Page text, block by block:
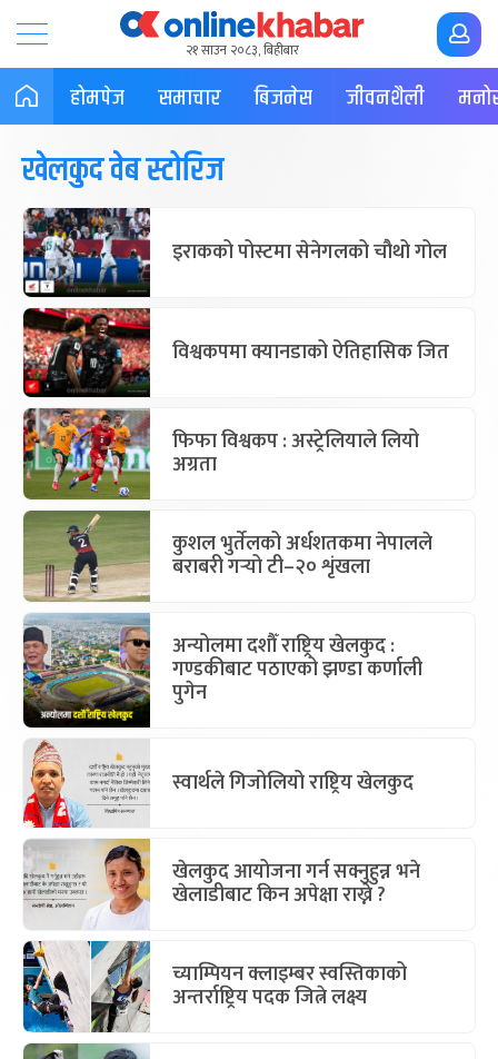
२१ साउन २०८३, बिहीबार
होमपेज समाचार बिजनेस जीवनशैली
खेलकुद वेब स्टोरिज
इराकको पोस्टमा सेनेगलको चौथो गोल
विश्वकपमा क्यानडाको ऐतिहासिक जित
फिफा विश्वकप : अस्ट्रेलियाले लियो
अग्रता
कुशल भुर्तेलको अर्धशतकमा नेपालले
बराबरी गर्‍यो टी–२० शृंखला
अन्योलमा दशौँ राष्ट्रिय खेलकुद :
गण्डकीबाट पठाएको झण्डा कर्णाली
पुगेन
स्वार्थले गिजोलियो राष्ट्रिय खेलकुद
खेलकुद आयोजना गर्न सक्नुहुन्न भने
खेलाडीबाट किन अपेक्षा राख्ने ?
च्याम्पियन क्लाइम्बर स्वस्तिकाको
अन्तर्राष्ट्रिय पदक जित्ने लक्ष्य